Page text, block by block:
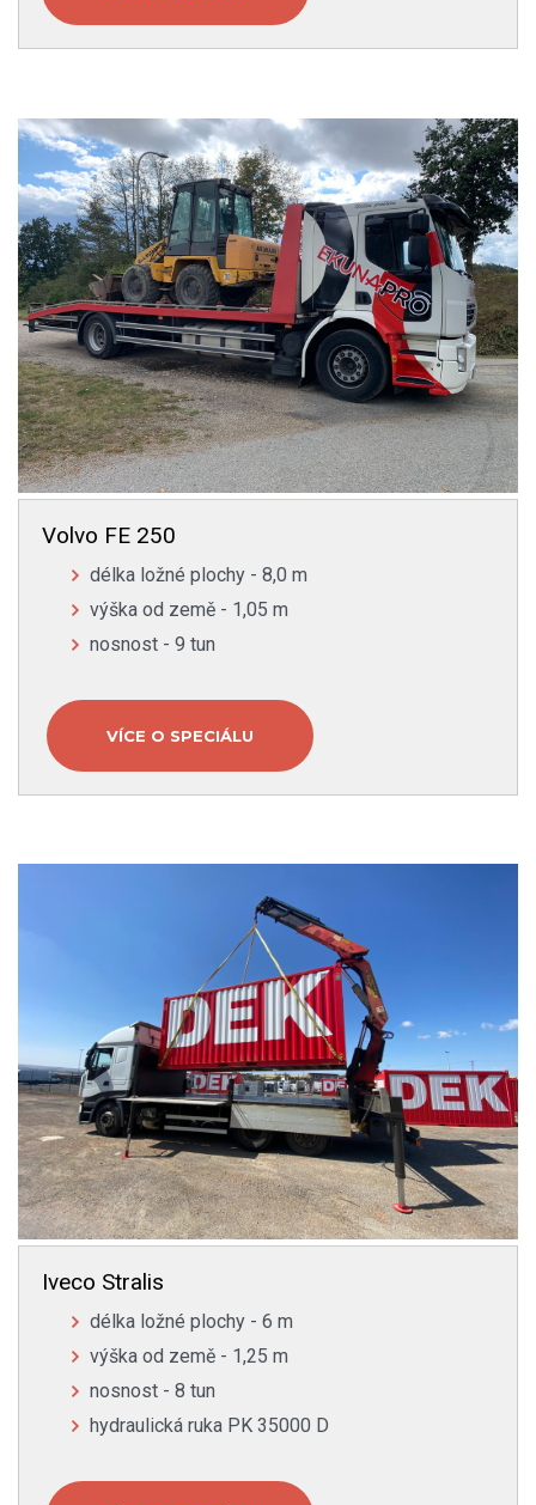
Volvo FE 250
délka ložné plochy - 8,0 m
výška od země - 1,05 m
nosnost - 9 tun
VÍCE O SPECIÁLU
Iveco Stralis
délka ložné plochy - 6 m
výška od země - 1,25 m
nosnost - 8 tun
hydraulická ruka PK 35000 D